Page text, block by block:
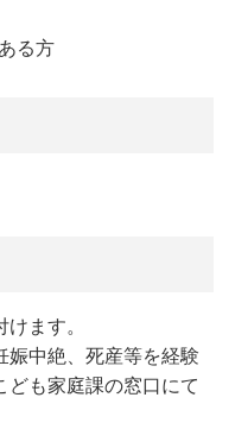
る方
ます。
娠中絶、死産等を経験
ども家庭課の窓口にて